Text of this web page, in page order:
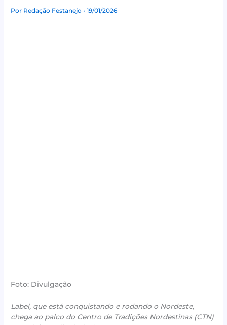
Por Redação Festanejo• 19/01/2026
Foto: Divulgação
Label, que está conquistando e rodando o Nordeste,
chega ao palco do Centro de Tradições Nordestinas (CTN)